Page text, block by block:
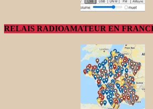
RELAIS RADIOAMATEUR EN